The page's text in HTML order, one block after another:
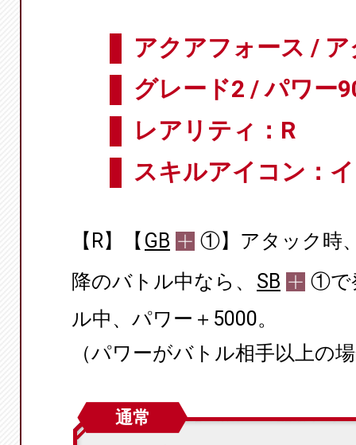
アクアフォース /
グレード2 / パワー
レアリティ：R
スキルアイコン：
【R】【 GB
①】アタック時
降のバトル中なら、
SB
①で
ル中、パワー＋5000。
（パワーがバトル相手以上の
通常